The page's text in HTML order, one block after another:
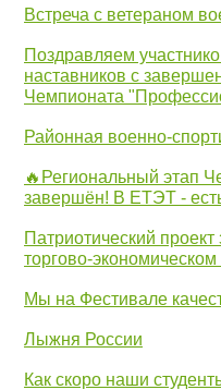
Встреча с ветераном
Поздравляем
наставников с
Чемпионата
Районная военно-
🔥Региональный этап
завершён! В ЕТЭТ -
Патриотический
торгово-
Мы на Фестивале
Лыжня России
Как скоро наши